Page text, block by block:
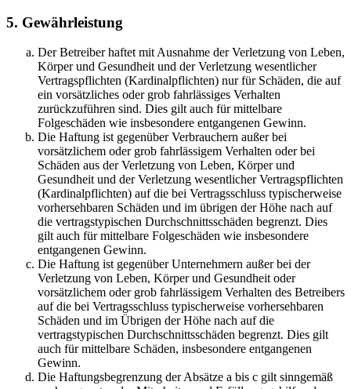
5. Gewährleistung
Der Betreiber haftet mit Ausnahme der Verletzung von Leben,
Körper und Gesundheit und der Verletzung wesentlicher
Vertragspflichten (Kardinalpflichten) nur für Schäden, die auf
ein vorsätzliches oder grob fahrlässiges Verhalten
zurückzuführen sind. Dies gilt auch für mittelbare
Folgeschäden wie insbesondere entgangenen Gewinn.
Die Haftung ist gegenüber Verbrauchern außer bei
vorsätzlichem oder grob fahrlässigem Verhalten oder bei
Schäden aus der Verletzung von Leben, Körper und
Gesundheit und der Verletzung wesentlicher Vertragspflichten
(Kardinalpflichten) auf die bei Vertragsschluss typischerweise
vorhersehbaren Schäden und im übrigen der Höhe nach auf
die vertragstypischen Durchschnittsschäden begrenzt. Dies
gilt auch für mittelbare Folgeschäden wie insbesondere
entgangenen Gewinn.
Die Haftung ist gegenüber Unternehmern außer bei der
Verletzung von Leben, Körper und Gesundheit oder
vorsätzlichem oder grob fahrlässigem Verhalten des Betreibers
auf die bei Vertragsschluss typischerweise vorhersehbaren
Schäden und im Übrigen der Höhe nach auf die
vertragstypischen Durchschnittsschäden begrenzt. Dies gilt
auch für mittelbare Schäden, insbesondere entgangenen
Gewinn.
Die Haftungsbegrenzung der Absätze a bis c gilt sinngemäß